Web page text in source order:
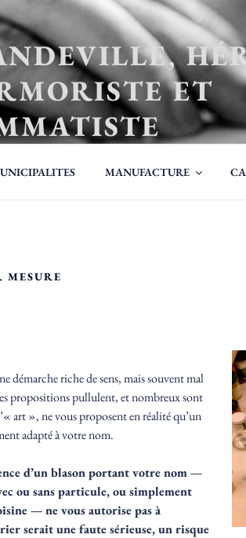
ET
MANUFACTURE
démarche riche de sens, mais souvent mal
propositions pullulent, et nombreux sont
art », ne vous proposent en réalité qu’un
adapté à votre nom.
d’un blason portant votre nom —
ou sans particule, ou simplement
— ne vous autorise pas à
serait une faute sérieuse, un risque